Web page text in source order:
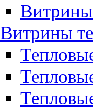
Витрины